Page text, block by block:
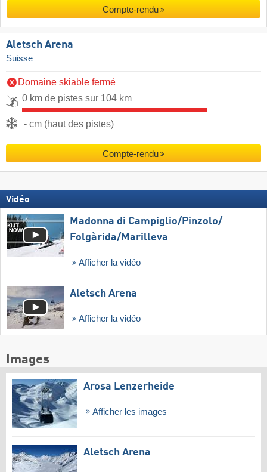
Compte-rendu
Aletsch Arena
Suisse
Domaine skiable fermé
0 km de pistes sur 104 km
- cm (haut des pistes)
Compte-rendu
Vidéo
Madonna di Campiglio/​Pinzolo/​
Folgàrida/​Marilleva
Afficher la vidéo
Aletsch Arena
Afficher la vidéo
Images
Arosa Lenzerheide
Afficher les images
Aletsch Arena